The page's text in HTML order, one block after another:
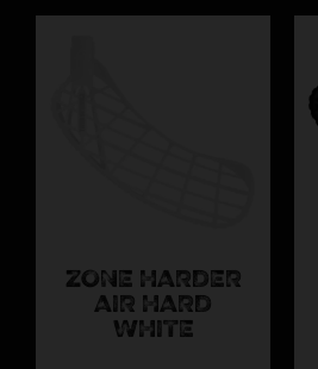
ZONE HARDER
AIR HARD
WHITE